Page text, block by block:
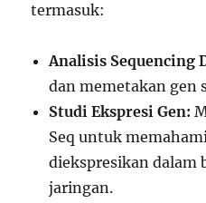
termasuk:
Analisis Sequencing
dan memetakan gen
Studi Ekspresi Gen:
Seq untuk
diekspresikan dalam
jaringan.